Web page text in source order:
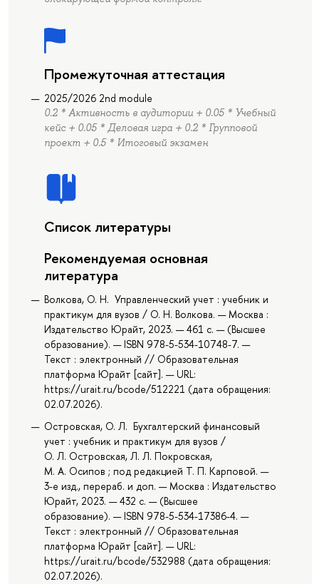
Промежуточная аттестация
2025/2026 2nd module
0.2 * Активность в аудитории + 0.05 * Учебный
кейс + 0.05 * Деловая игра + 0.2 * Групповой
проект + 0.5 * Итоговый экзамен
Список литературы
Рекомендуемая основная
литература
Волкова, О. Н. Управленческий учет : учебник и
практикум для вузов / О. Н. Волкова. — Москва :
Издательство Юрайт, 2023. — 461 с. — (Высшее
образование). — ISBN 978-5-534-10748-7. —
Текст : электронный // Образовательная
платформа Юрайт [сайт]. — URL:
https://urait.ru/bcode/512221 (дата обращения:
02.07.2026).
Островская, О. Л. Бухгалтерский финансовый
учет : учебник и практикум для вузов /
О. Л. Островская, Л. Л. Покровская,
М. А. Осипов ; под редакцией Т. П. Карповой. —
3-е изд., перераб. и доп. — Москва : Издательство
Юрайт, 2023. — 432 с. — (Высшее
образование). — ISBN 978-5-534-17386-4. —
Текст : электронный // Образовательная
платформа Юрайт [сайт]. — URL:
https://urait.ru/bcode/532988 (дата обращения:
02.07.2026).